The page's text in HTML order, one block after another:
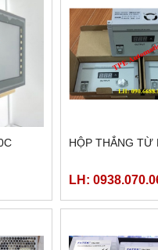
HỘP THẮNG TỪ
LH: